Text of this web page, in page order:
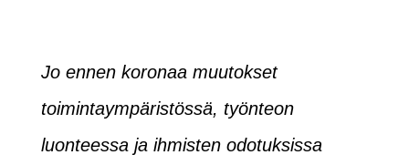
Jo ennen koronaa muutokset
toimintaympäristössä, työnteon
luonteessa ja ihmisten odotuksissa